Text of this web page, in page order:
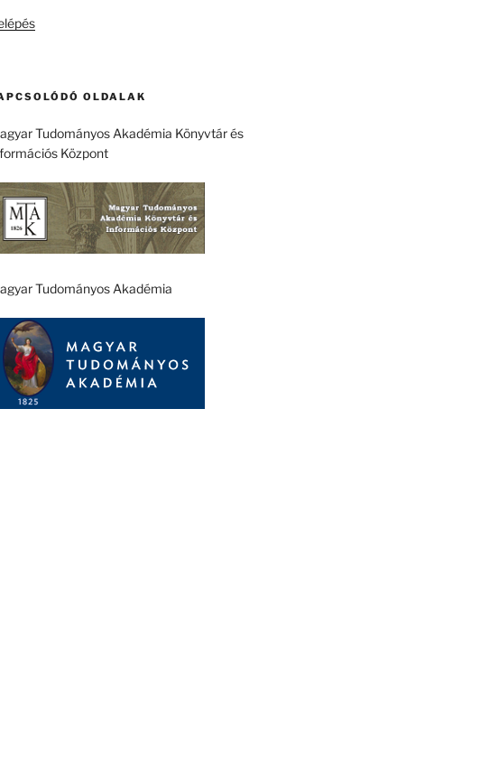
OLDALAK
Tudományos Akadémia Könyvtár és
Központ
Tudományos Akadémia